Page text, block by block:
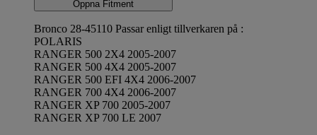
Öppna Fitment
Bronco 28-45110 Passar enligt tillverkaren på :
POLARIS
RANGER 500 2X4 2005-2007
RANGER 500 4X4 2005-2007
RANGER 500 EFI 4X4 2006-2007
RANGER 700 4X4 2006-2007
RANGER XP 700 2005-2007
RANGER XP 700 LE 2007